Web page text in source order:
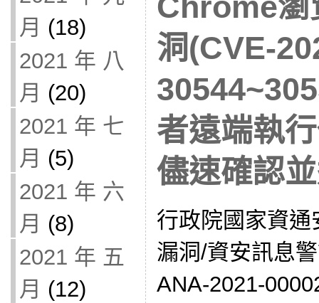
月 (18)
2021 年 八
月 (20)
2021 年 七
月 (5)
2021 年 六
月 (8)
2021 年 五
月 (12)
洞(CVE-
者遠端執
儘速確認
行政院國家資
漏洞/資安訊息
ANA-2021-